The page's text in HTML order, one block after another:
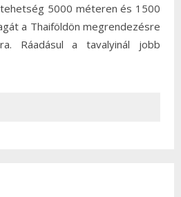
5000 méteren és 1500
a Thaiföldön megrendezésre
Ráadásul a tavalyinál jobb